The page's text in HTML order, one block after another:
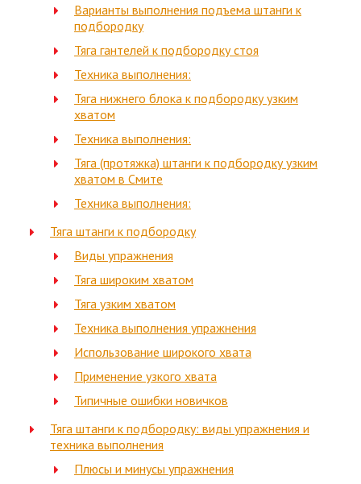
Варианты выполнения подъема штанги к
подбородку
Тяга гантелей к подбородку стоя
Техника выполнения:
Тяга нижнего блока к подбородку узким
хватом
Техника выполнения:
Тяга (протяжка) штанги к подбородку узким
хватом в Смите
Техника выполнения:
Тяга штанги к подбородку
Виды упражнения
Тяга широким хватом
Тяга узким хватом
Техника выполнения упражнения
Использование широкого хвата
Применение узкого хвата
Типичные ошибки новичков
Тяга штанги к подбородку: виды упражнения и
техника выполнения
Плюсы и минусы упражнения